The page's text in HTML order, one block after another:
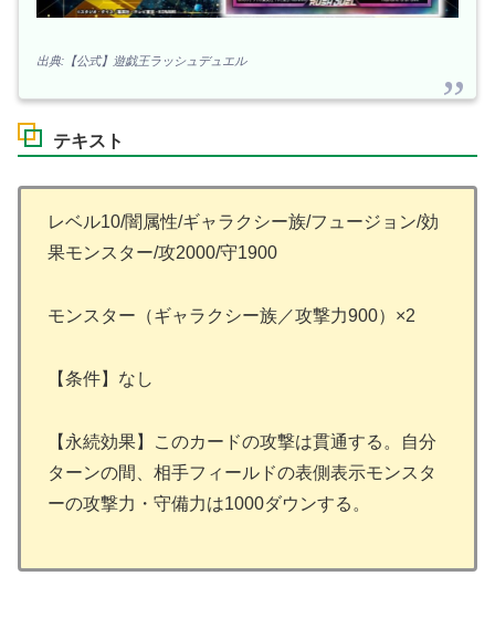
出典:【公式】遊戯王ラッシュデュエル
テキスト
レベル10/闇属性/ギャラクシー族/フュージョン/効
果モンスター/攻2000/守1900
モンスター（ギャラクシー族／攻撃力900）×2
【条件】なし
【永続効果】このカードの攻撃は貫通する。自分
ターンの間、相手フィールドの表側表示モンスタ
ーの攻撃力・守備力は1000ダウンする。